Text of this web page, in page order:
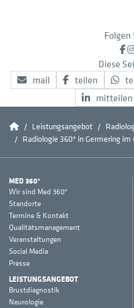
Folgen
Diese
mail
teilen
mitteilen
HomeLeistungsangebot
Radiologie 360° in Germering im
MED 360°
Wir sind Med 360°
Standorte
Termine & Kontakt
Qualitätsmanagement
Veranstaltungen
Social Media
Presse
LEISTUNGSANGEBOT
Brustdiagnostik
Neurologie